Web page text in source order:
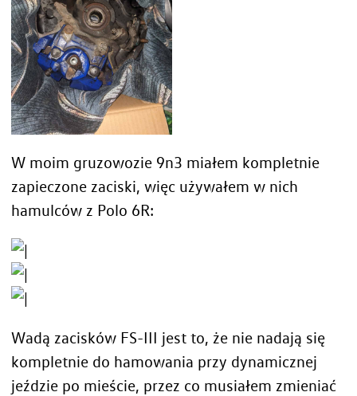
W moim gruzowozie 9n3 miałem kompletnie
zapieczone zaciski, więc używałem w nich
hamulców z Polo 6R:
Wadą zacisków FS-III jest to, że nie nadają się
kompletnie do hamowania przy dynamicznej
jeździe po mieście, przez co musiałem zmieniać